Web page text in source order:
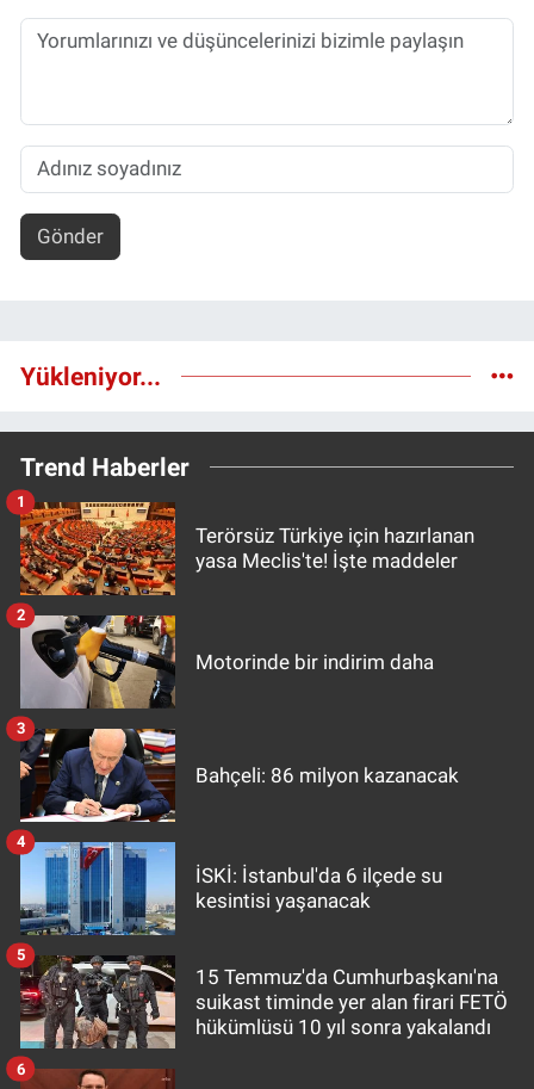
Gönder
Yükleniyor...
Trend Haberler
Terörsüz Türkiye için hazırlanan
yasa Meclis'te! İşte maddeler
1
Motorinde bir indirim daha
2
Bahçeli: 86 milyon kazanacak
3
İSKİ: İstanbul'da 6 ilçede su
kesintisi yaşanacak
4
15 Temmuz'da Cumhurbaşkanı'na
suikast timinde yer alan firari FETÖ
hükümlüsü 10 yıl sonra yakalandı
5
6